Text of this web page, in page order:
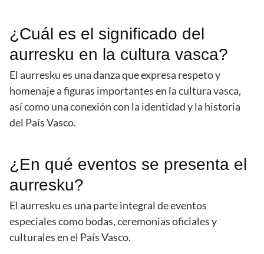
¿Cuál es el significado del
aurresku en la cultura vasca?
El aurresku es una danza que expresa respeto y
homenaje a figuras importantes en la cultura vasca,
así como una conexión con la identidad y la historia
del País Vasco.
¿En qué eventos se presenta el
aurresku?
El aurresku es una parte integral de eventos
especiales como bodas, ceremonias oficiales y
culturales en el País Vasco.